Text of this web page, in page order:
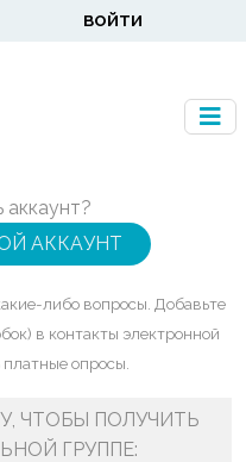
ВОЙТИ
аккаунт?
АККАУНТ
либо вопросы. Добавьте
в контакты электронной
опросы.
ЧТОБЫ ПОЛУЧИТЬ
ГРУППЕ: